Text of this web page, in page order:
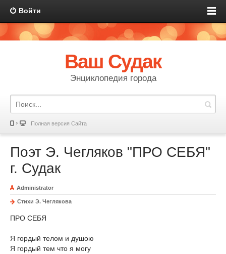
Войти
Ваш Судак
Энциклопедия города
Полная версия Сайта
Поэт Э. Чегляков "ПРО СЕБЯ"
г. Судак
Administrator
Стихи Э. Чеглякова
ПРО СЕБЯ
Я гордый телом и душою
Я гордый тем что я могу